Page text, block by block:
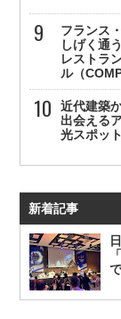
フランス
しげく通
レストラ
ル（
近代建築
出会える
光スポッ
新着記事